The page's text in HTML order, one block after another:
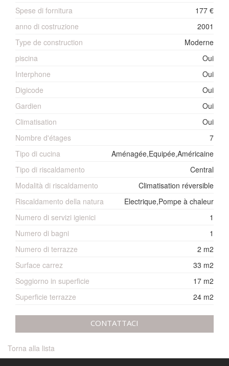
Spese di fornitura
177 €
anno di costruzione
2001
Type de construction
Moderne
piscina
Oui
Interphone
Oui
Digicode
Oui
Gardien
Oui
Climatisation
Oui
Nombre d'étages
7
Tipo di cucina
Aménagée,Equipée,Américaine
Tipo di riscaldamento
Central
Modalità di riscaldamento
Climatisation réversible
Riscaldamento della natura
Electrique,Pompe à chaleur
Numero di servizi igienici
1
Numero di bagni
1
Numero di terrazze
2 m2
Surface carrez
33 m2
Soggiorno in superficie
17 m2
Superficie terrazze
24 m2
CONTATTACI
Torna alla lista